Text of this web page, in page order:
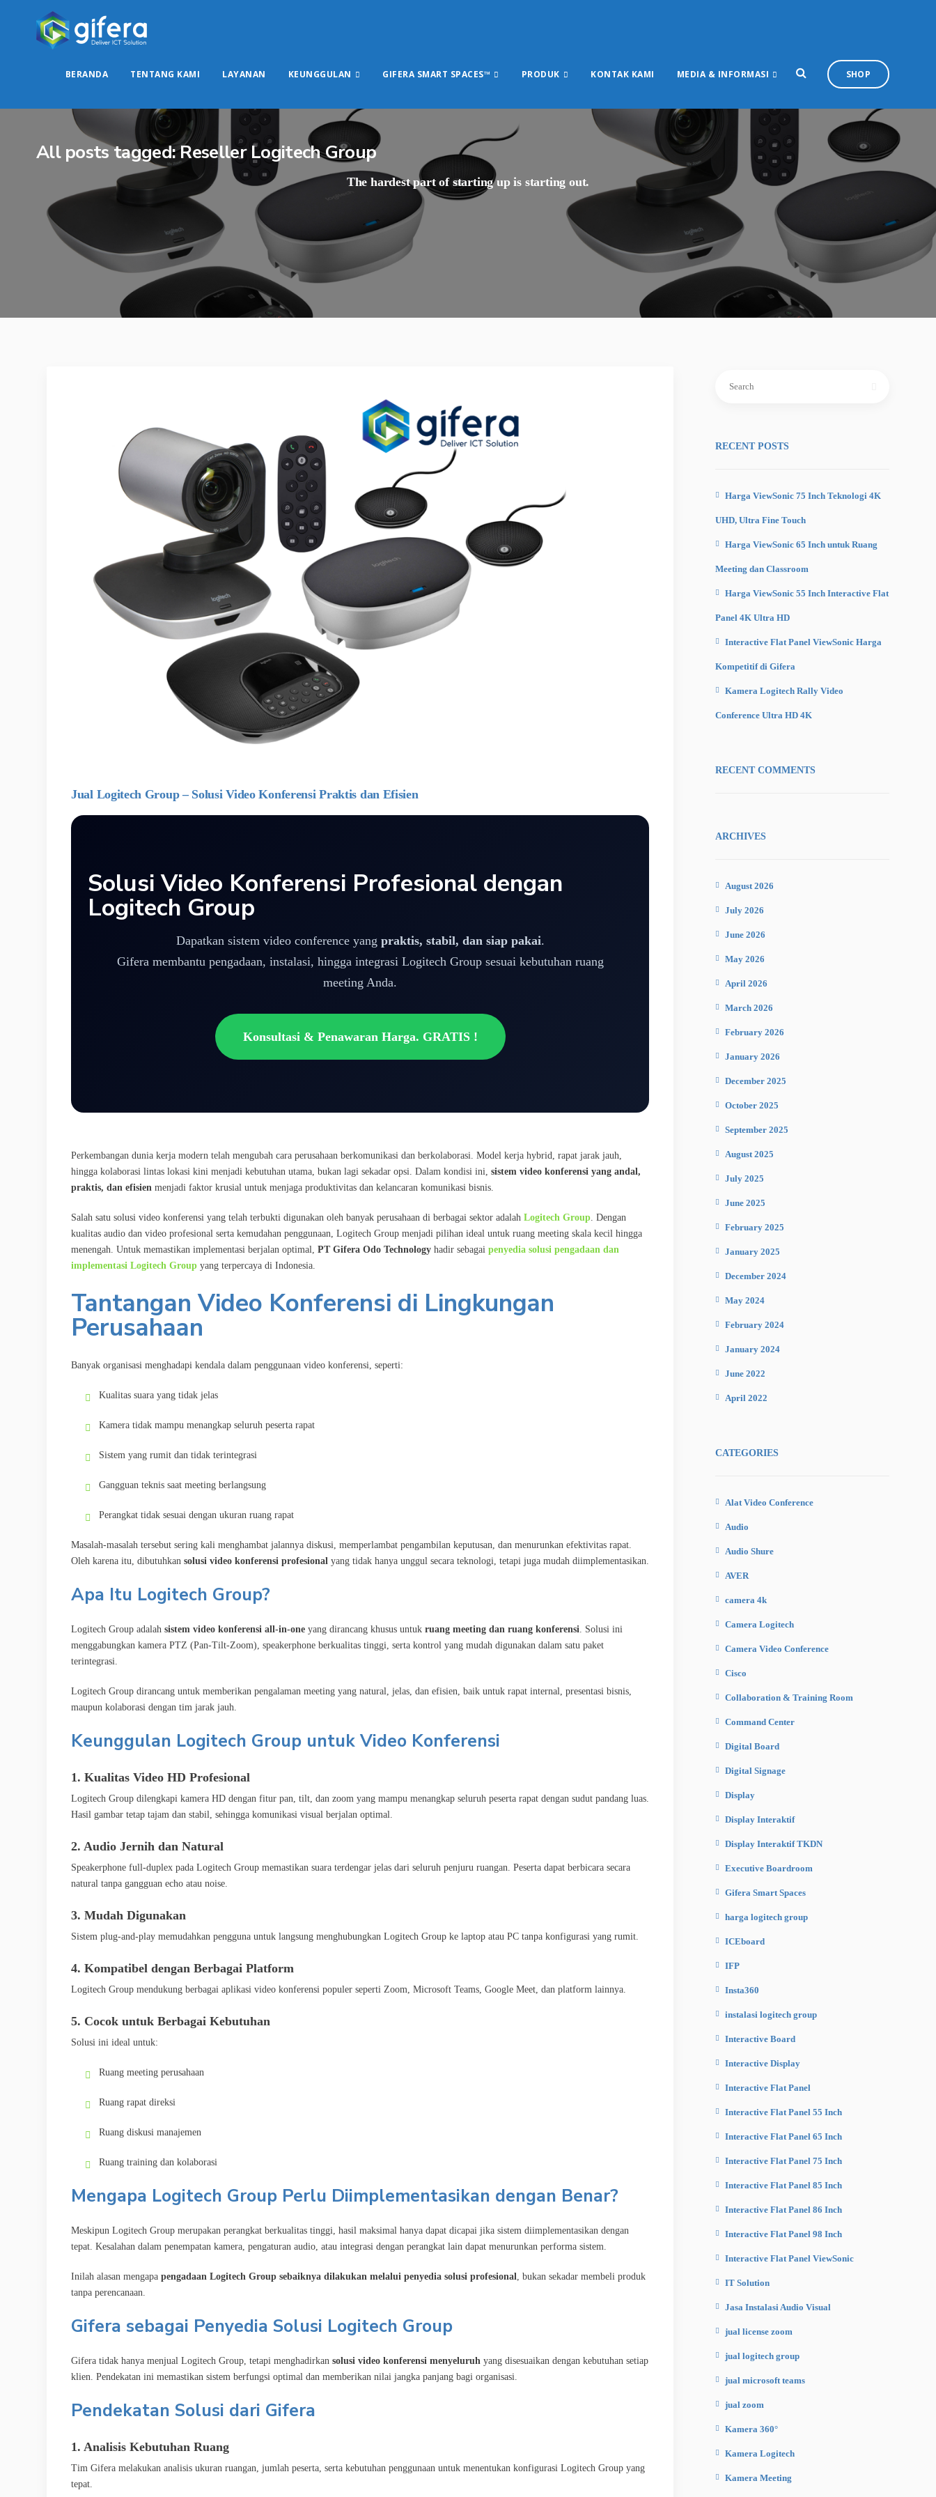
BERANDA TENTANG KAMI LAYANAN KEUNGGULAN GIFERA SMART SPACES™ PRODUK KONTAK KAMI MEDIA & INFORMASI SHOP
All posts tagged: Reseller Logitech Group
The hardest part of starting up is starting out.
Jual Logitech Group – Solusi Video Konferensi Praktis dan Efisien
Solusi Video Konferensi Profesional dengan
Logitech Group
Dapatkan sistem video conference yang praktis, stabil, dan siap pakai.
Gifera membantu pengadaan, instalasi, hingga integrasi Logitech Group sesuai kebutuhan ruang
meeting Anda.
Konsultasi & Penawaran Harga. GRATIS !
Perkembangan dunia kerja modern telah mengubah cara perusahaan berkomunikasi dan berkolaborasi. Model kerja hybrid, rapat jarak jauh,
hingga kolaborasi lintas lokasi kini menjadi kebutuhan utama, bukan lagi sekadar opsi. Dalam kondisi ini, sistem video konferensi yang andal,
praktis, dan efisien menjadi faktor krusial untuk menjaga produktivitas dan kelancaran komunikasi bisnis.
Salah satu solusi video konferensi yang telah terbukti digunakan oleh banyak perusahaan di berbagai sektor adalah Logitech Group. Dengan
kualitas audio dan video profesional serta kemudahan penggunaan, Logitech Group menjadi pilihan ideal untuk ruang meeting skala kecil hingga
menengah. Untuk memastikan implementasi berjalan optimal, PT Gifera Odo Technology hadir sebagai penyedia solusi pengadaan dan
implementasi Logitech Group yang terpercaya di Indonesia.
Tantangan Video Konferensi di Lingkungan
Perusahaan
Banyak organisasi menghadapi kendala dalam penggunaan video konferensi, seperti:
Kualitas suara yang tidak jelas
Kamera tidak mampu menangkap seluruh peserta rapat
Sistem yang rumit dan tidak terintegrasi
Gangguan teknis saat meeting berlangsung
Perangkat tidak sesuai dengan ukuran ruang rapat
Masalah-masalah tersebut sering kali menghambat jalannya diskusi, memperlambat pengambilan keputusan, dan menurunkan efektivitas rapat.
Oleh karena itu, dibutuhkan solusi video konferensi profesional yang tidak hanya unggul secara teknologi, tetapi juga mudah diimplementasikan.
Apa Itu Logitech Group?
Logitech Group adalah sistem video konferensi all-in-one yang dirancang khusus untuk ruang meeting dan ruang konferensi. Solusi ini
menggabungkan kamera PTZ (Pan-Tilt-Zoom), speakerphone berkualitas tinggi, serta kontrol yang mudah digunakan dalam satu paket
terintegrasi.
Logitech Group dirancang untuk memberikan pengalaman meeting yang natural, jelas, dan efisien, baik untuk rapat internal, presentasi bisnis,
maupun kolaborasi dengan tim jarak jauh.
Keunggulan Logitech Group untuk Video Konferensi
1. Kualitas Video HD Profesional
Logitech Group dilengkapi kamera HD dengan fitur pan, tilt, dan zoom yang mampu menangkap seluruh peserta rapat dengan sudut pandang luas.
Hasil gambar tetap tajam dan stabil, sehingga komunikasi visual berjalan optimal.
2. Audio Jernih dan Natural
Speakerphone full-duplex pada Logitech Group memastikan suara terdengar jelas dari seluruh penjuru ruangan. Peserta dapat berbicara secara
natural tanpa gangguan echo atau noise.
3. Mudah Digunakan
Sistem plug-and-play memudahkan pengguna untuk langsung menghubungkan Logitech Group ke laptop atau PC tanpa konfigurasi yang rumit.
4. Kompatibel dengan Berbagai Platform
Logitech Group mendukung berbagai aplikasi video konferensi populer seperti Zoom, Microsoft Teams, Google Meet, dan platform lainnya.
5. Cocok untuk Berbagai Kebutuhan
Solusi ini ideal untuk:
Ruang meeting perusahaan
Ruang rapat direksi
Ruang diskusi manajemen
Ruang training dan kolaborasi
Mengapa Logitech Group Perlu Diimplementasikan dengan Benar?
Meskipun Logitech Group merupakan perangkat berkualitas tinggi, hasil maksimal hanya dapat dicapai jika sistem diimplementasikan dengan
tepat. Kesalahan dalam penempatan kamera, pengaturan audio, atau integrasi dengan perangkat lain dapat menurunkan performa sistem.
Inilah alasan mengapa pengadaan Logitech Group sebaiknya dilakukan melalui penyedia solusi profesional, bukan sekadar membeli produk
tanpa perencanaan.
Gifera sebagai Penyedia Solusi Logitech Group
Gifera tidak hanya menjual Logitech Group, tetapi menghadirkan solusi video konferensi menyeluruh yang disesuaikan dengan kebutuhan setiap
klien. Pendekatan ini memastikan sistem berfungsi optimal dan memberikan nilai jangka panjang bagi organisasi.
Pendekatan Solusi dari Gifera
1. Analisis Kebutuhan Ruang
Tim Gifera melakukan analisis ukuran ruangan, jumlah peserta, serta kebutuhan penggunaan untuk menentukan konfigurasi Logitech Group yang
tepat.
RECENT POSTS
Harga ViewSonic 75 Inch Teknologi 4K
UHD, Ultra Fine Touch
Harga ViewSonic 65 Inch untuk Ruang
Meeting dan Classroom
Harga ViewSonic 55 Inch Interactive Flat
Panel 4K Ultra HD
Interactive Flat Panel ViewSonic Harga
Kompetitif di Gifera
Kamera Logitech Rally Video
Conference Ultra HD 4K
RECENT COMMENTS
ARCHIVES
August 2026
July 2026
June 2026
May 2026
April 2026
March 2026
February 2026
January 2026
December 2025
October 2025
September 2025
August 2025
July 2025
June 2025
February 2025
January 2025
December 2024
May 2024
February 2024
January 2024
June 2022
April 2022
CATEGORIES
Alat Video Conference
Audio
Audio Shure
AVER
camera 4k
Camera Logitech
Camera Video Conference
Cisco
Collaboration & Training Room
Command Center
Digital Board
Digital Signage
Display
Display Interaktif
Display Interaktif TKDN
Executive Boardroom
Gifera Smart Spaces
harga logitech group
ICEboard
IFP
Insta360
instalasi logitech group
Interactive Board
Interactive Display
Interactive Flat Panel
Interactive Flat Panel 55 Inch
Interactive Flat Panel 65 Inch
Interactive Flat Panel 75 Inch
Interactive Flat Panel 85 Inch
Interactive Flat Panel 86 Inch
Interactive Flat Panel 98 Inch
Interactive Flat Panel ViewSonic
IT Solution
Jasa Instalasi Audio Visual
jual license zoom
jual logitech group
jual microsoft teams
jual zoom
Kamera 360°
Kamera Logitech
Kamera Meeting